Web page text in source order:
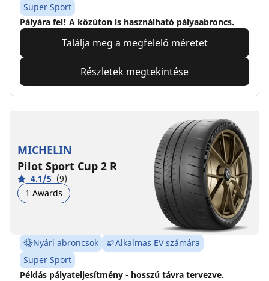
Super Sport
Pályára fel! A közúton is használható pályaabroncs.
Találja meg a megfelelő méretet
Részletek megtekintése
MICHELIN
Pilot Sport Cup 2 R
4.1/5 (9)
1 Awards
Nyári abroncsok
Alkalmas EV számára
Super Sport
Példás pályateljesítmény - hosszú távra tervezve.